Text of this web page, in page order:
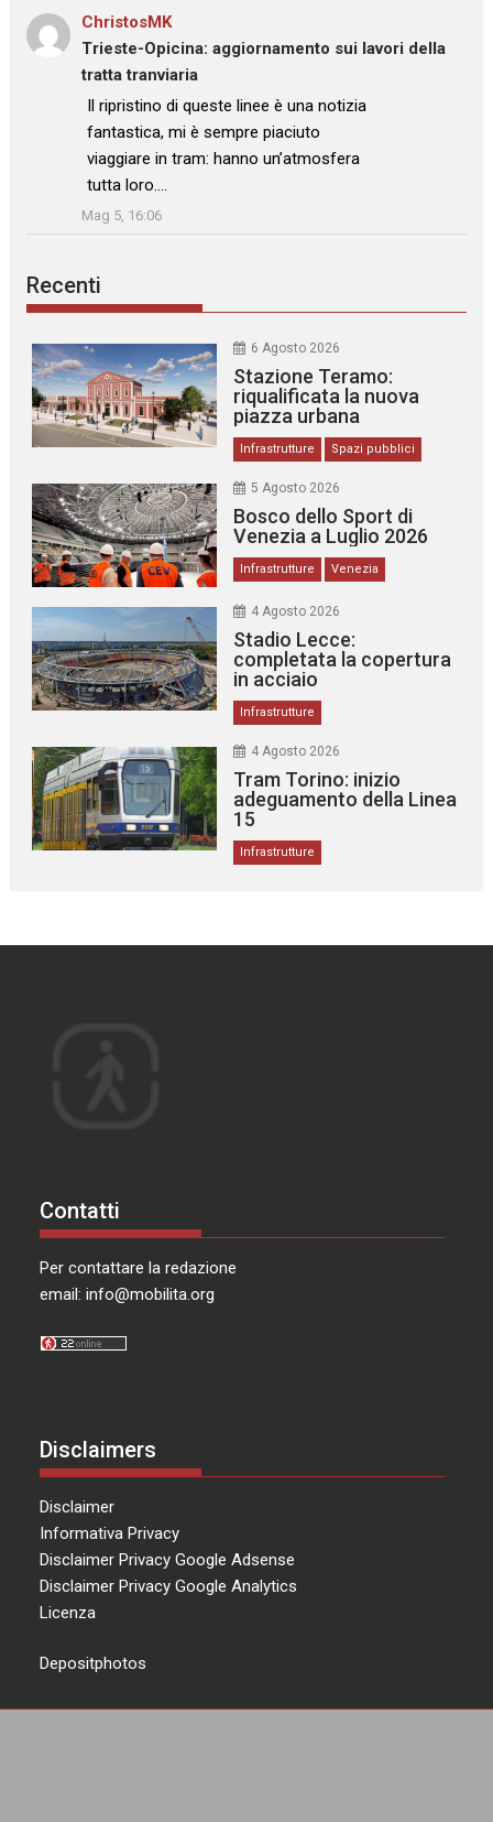
ChristosMKsu
Trieste-Opicina: aggiornamento sui lavori della
tratta tranviaria
: “
Il ripristino di queste linee è una notizia
fantastica, mi è sempre piaciuto
viaggiare in tram: hanno un’atmosfera
tutta loro.…
”
Mag 5, 16:06
Recenti
6 Agosto 2026
Stazione Teramo:
riqualificata la nuova
piazza urbana
Infrastrutture Spazi pubblici
5 Agosto 2026
Bosco dello Sport di
Venezia a Luglio 2026
Infrastrutture Venezia
4 Agosto 2026
Stadio Lecce:
completata la copertura
in acciaio
Infrastrutture
4 Agosto 2026
Tram Torino: inizio
adeguamento della Linea
15
Infrastrutture
Contatti
Per contattare la redazione
email:info@mobilita.org
Disclaimers
Disclaimer
Informativa Privacy
Disclaimer Privacy Google Adsense
Disclaimer Privacy Google Analytics
Licenza
Depositphotos